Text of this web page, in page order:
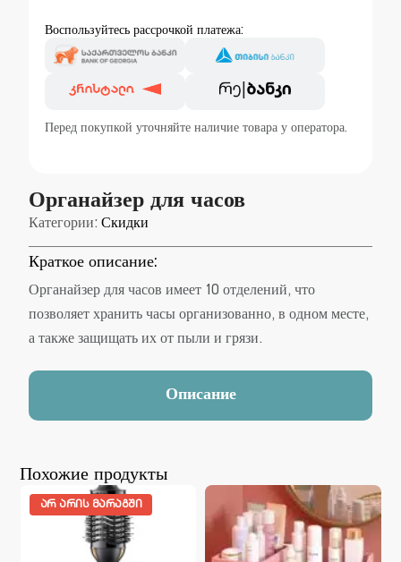
Воспользуйтесь рассрочкой платежа:
Перед покупкой уточняйте наличие товара у оператора.
Органайзер для часов
Категории: Скидки
Краткое описание:
Органайзер для часов имеет 10 отделений, что
позволяет хранить часы организованно, в одном месте,
а также защищать их от пыли и грязи.
Описание
Похожие продукты
ᲐᲠ ᲐᲠᲘᲡ ᲛᲐᲠᲐᲒᲨᲘ